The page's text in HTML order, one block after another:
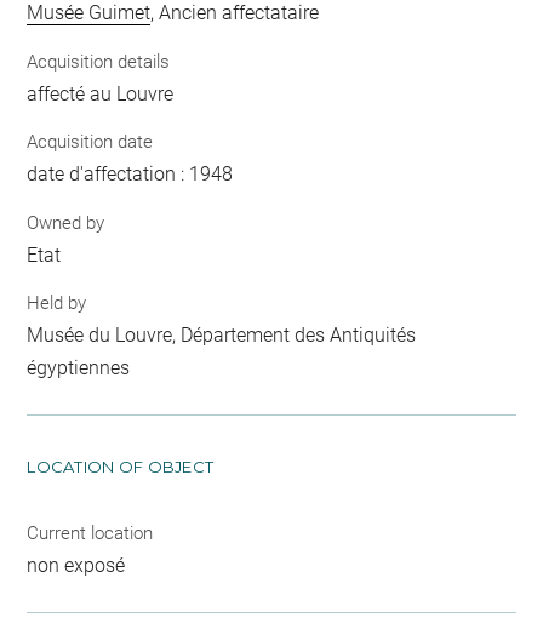
Musée Guimet, Ancien affectataire
Acquisition details
affecté au Louvre
Acquisition date
date d'affectation : 1948
Owned by
Etat
Held by
Musée du Louvre, Département des Antiquités
égyptiennes
LOCATION OF OBJECT
Current location
non exposé